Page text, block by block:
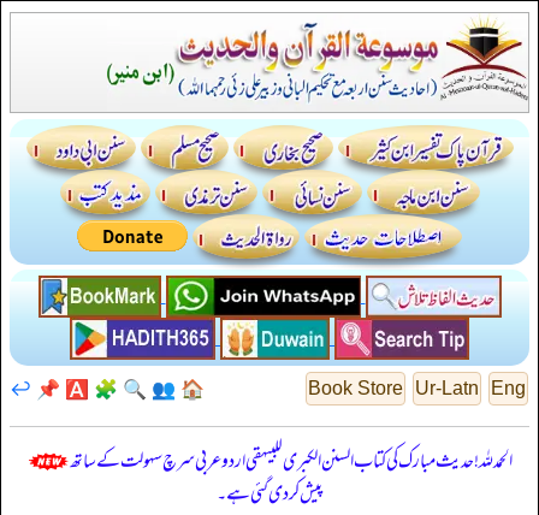
Eng
Ur-Latn
Book Store
🏠
👥
🔍
🧩
🅰️
📌
↩️
الحمدللہ! حدیث مبارک کی کتاب السنن الكبرى للبيهقي اردو عربی سرچ سہولت کے ساتھ
پیش کر دی گئی ہے۔